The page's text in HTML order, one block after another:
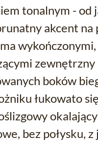
tonalnym - od
akcent
zewnętrzny
boków
łukowato
bez połysku,